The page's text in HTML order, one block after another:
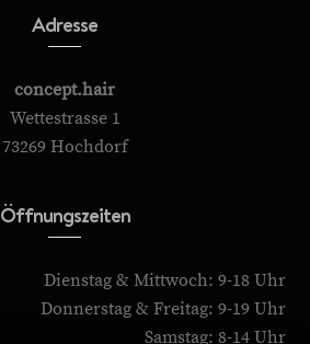
Adresse
concept.hair
Wettestrasse 1
73269 Hochdorf
Öffnungszeiten
Dienstag & Mittwoch: 9-18 Uhr
Donnerstag & Freitag: 9-19 Uhr
Samstag: 8-14 Uhr